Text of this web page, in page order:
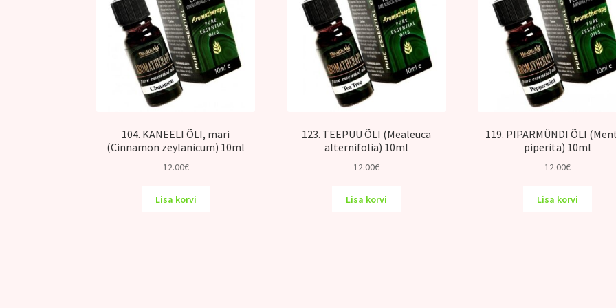
104. KANEELI ÕLI, mari
(Cinnamon zeylanicum) 10ml
12.00€
Lisa korvi
123. TEEPUU ÕLI (Mealeuca
alternifolia) 10ml
12.00€
Lisa korvi
119. PIPARMÜNDI ÕLI
piperita) 10ml
12.00€
Lisa korvi